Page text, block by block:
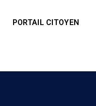
PORTAIL CITOYEN